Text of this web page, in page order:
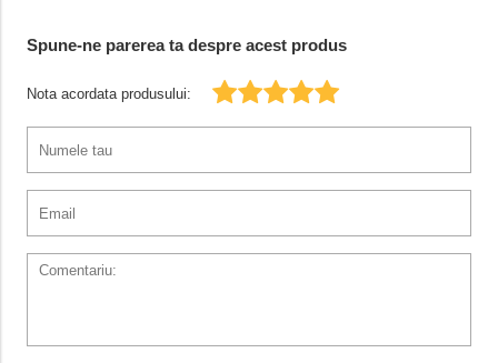
Spune-ne parerea ta despre acest produs
Nota acordata produsului: